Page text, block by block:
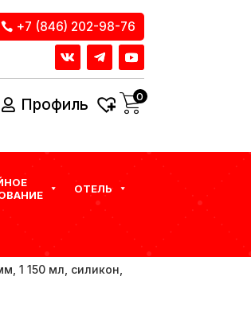
+7 (846) 202-98-76
Профиль 0
ОТЕЛЬ
1 150 мл, силикон,